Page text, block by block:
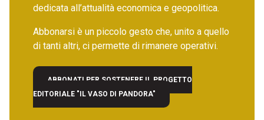
dedicata all’attualità economica e geopolitica.
Abbonarsi è un piccolo gesto che, unito a quello
di tanti altri, ci permette di rimanere operativi.
ABBONATI PER SOSTENERE IL PROGETTO
EDITORIALE "IL VASO DI PANDORA"